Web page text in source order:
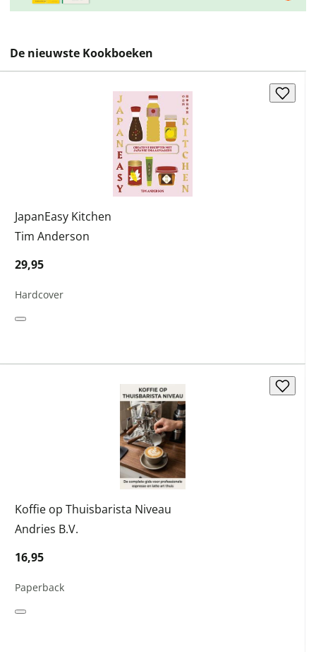
De nieuwste Kookboeken
JapanEasy Kitchen
Tim Anderson
29,95
Hardcover
Koffie op Thuisbarista Niveau
Andries B.V.
16,95
Paperback